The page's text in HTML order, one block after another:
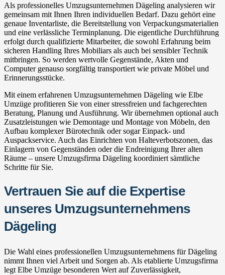
Als professionelles Umzugsunternehmen Dägeling analysieren wir
gemeinsam mit Ihnen Ihren individuellen Bedarf. Dazu gehört eine
genaue Inventarliste, die Bereitstellung von Verpackungsmaterialien
und eine verlässliche Terminplanung. Die eigentliche Durchführung
erfolgt durch qualifizierte Mitarbeiter, die sowohl Erfahrung beim
sicheren Handling Ihres Mobiliars als auch bei sensibler Technik
mitbringen. So werden wertvolle Gegenstände, Akten und
Computer genauso sorgfältig transportiert wie private Möbel und
Erinnerungsstücke.
Mit einem erfahrenen Umzugsunternehmen Dägeling wie Elbe
Umzüge profitieren Sie von einer stressfreien und fachgerechten
Beratung, Planung und Ausführung. Wir übernehmen optional auch
Zusatzleistungen wie Demontage und Montage von Möbeln, den
Aufbau komplexer Bürotechnik oder sogar Einpack- und
Auspackservice. Auch das Einrichten von Halteverbotszonen, das
Einlagern von Gegenständen oder die Endreinigung Ihrer alten
Räume – unsere Umzugsfirma Dägeling koordiniert sämtliche
Schritte für Sie.
Vertrauen Sie auf die Expertise
unseres Umzugsunternehmens
Dägeling
Die Wahl eines professionellen Umzugsunternehmens für Dägeling
nimmt Ihnen viel Arbeit und Sorgen ab. Als etablierte Umzugsfirma
legt Elbe Umzüge besonderen Wert auf Zuverlässigkeit,